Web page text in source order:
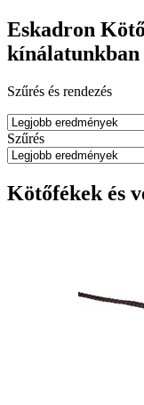
Eskadron
kínálatunkban
Szűrés és rendezés
Szűrés
Kötőfékek és